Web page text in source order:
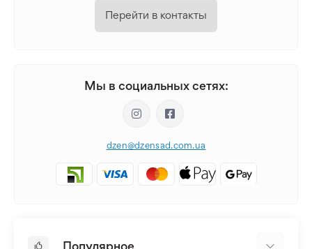
Перейти в контакты
Мы в социальных сетях:
dzen@dzensad.com.ua
Популярное